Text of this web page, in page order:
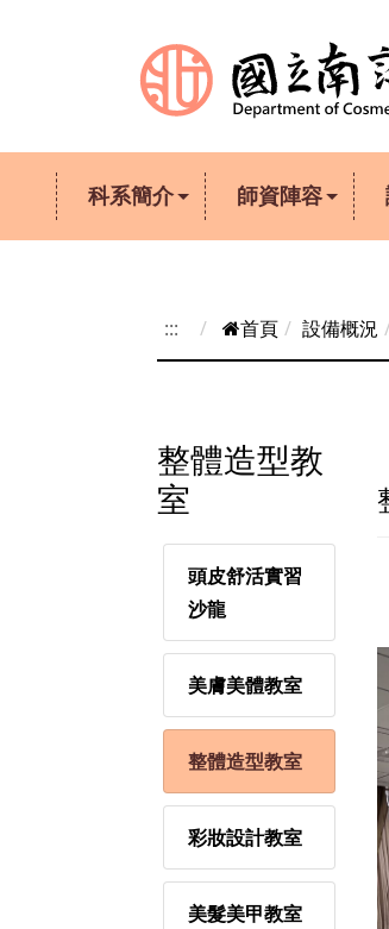
科系簡介 師資陣容
::: 首頁 設備概況
整體造型教
室
頭皮舒活實習
沙龍
美膚美體教室
整體造型教室
彩妝設計教室
美髮美甲教室